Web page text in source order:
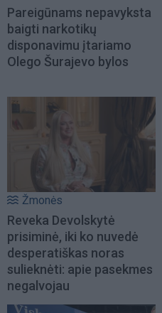
Pareigūnams nepavyksta
baigti narkotikų
disponavimu įtariamo
Olego Šurajevo bylos
Žmonės
Reveka Devolskytė
prisiminė, iki ko nuvedė
desperatiškas noras
sulieknėti: apie pasekmes
negalvojau